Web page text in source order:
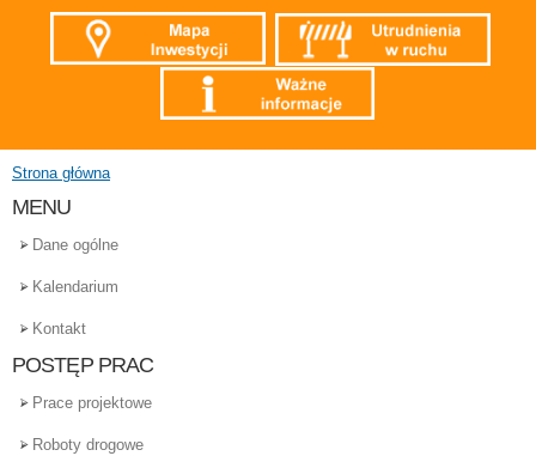
Jesteś tutaj
Strona główna
MENU
Dane ogólne
Kalendarium
Kontakt
POSTĘP PRAC
Prace projektowe
Roboty drogowe